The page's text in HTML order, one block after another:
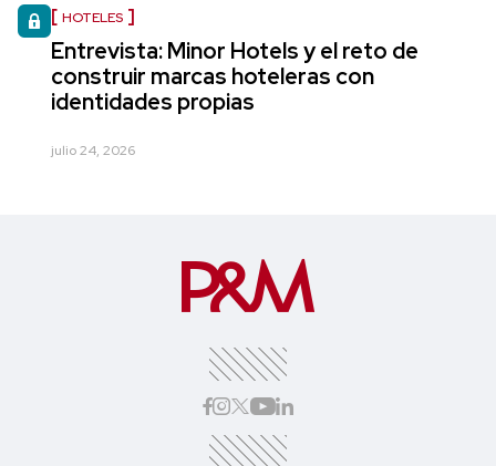
HOTELES
Entrevista: Minor Hotels y el reto de
construir marcas hoteleras con
identidades propias
julio 24, 2026